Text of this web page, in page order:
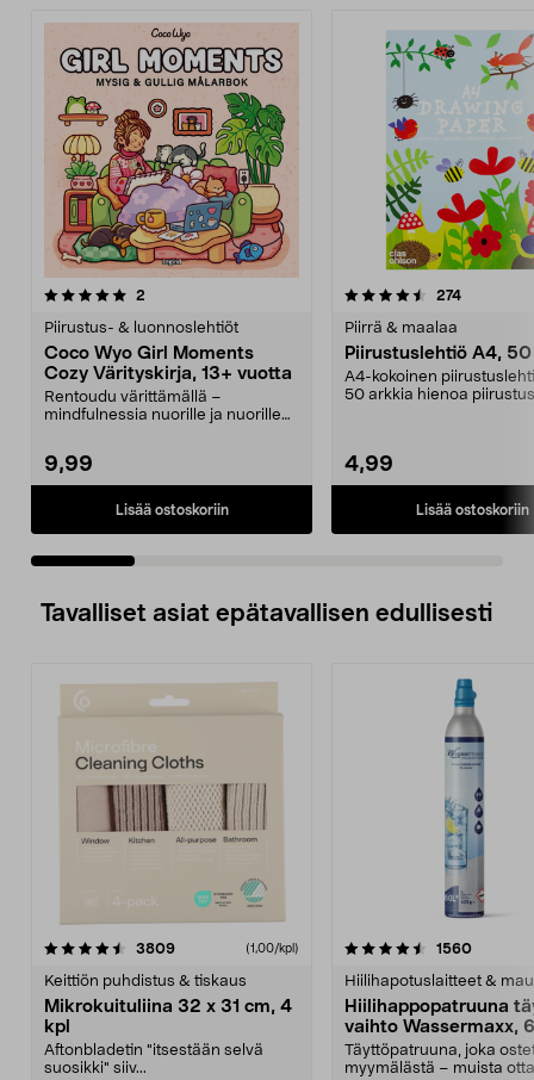
2
Piirustus- & luonnoslehtiöt
Coco Wyo Girl Moments
Cozy Värityskirja, 13+ vuotta
Rentoudu värittämällä –
mindfulnessia nuorille ja nuorille
9,99
Lisää ostoskoriin
4.5 viidestä
274arvostelut
Piirrä & maalaa
Piirustuslehtiö A4,
A4-kokoinen
50 arkkia hienoa
4,99
Lisää ostoskoriin
4.5 viidestä
Tavalliset asiat epätavallisen edullisesti
3809arvostelut (1,00/kpl)
Keittiön puhdistus & tiskaus
Mikrokuituliina 32 x 31 cm, 4
kpl
Aftonbladetin "itsestään selvä
suosikki" siiv...
4.5viidestä
1560
Hiilihapotuslaitteet &
Hiilihappopatruuna
vaihto Wassermaxx,
Täyttöpatruuna, joka
myymälästä – muista
4.5viidestä